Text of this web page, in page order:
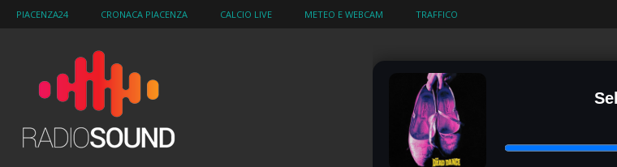
PIACENZA24 CRONACA PIACENZA CALCIO LIVE METEO E WEBCAM TRAFFICO